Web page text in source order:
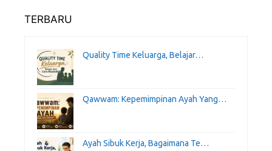
TERBARU
Quality Time Keluarga, Belajar…
Qawwam: Kepemimpinan Ayah Yang…
Ayah Sibuk Kerja, Bagaimana Te…